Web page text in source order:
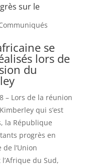
sur le
se
lors de
du
– Lors de la réunion
qui s’est
la République
progrès en
l’Union
du Sud,